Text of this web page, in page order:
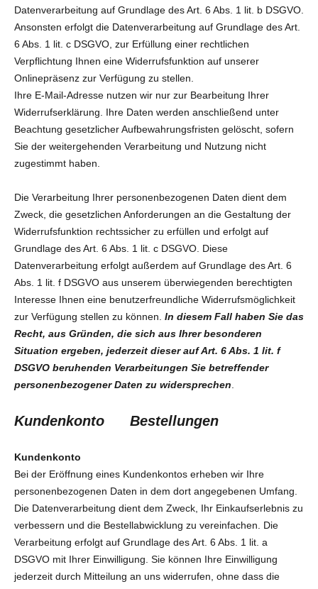
Datenverarbeitung auf Grundlage des Art. 6 Abs. 1 lit. b DSGVO.
Ansonsten erfolgt die Datenverarbeitung auf Grundlage des Art.
6 Abs. 1 lit. c DSGVO, zur Erfüllung einer rechtlichen
Verpflichtung Ihnen eine Widerrufsfunktion auf unserer
Onlinepräsenz zur Verfügung zu stellen.
Ihre E-Mail-Adresse nutzen wir nur zur Bearbeitung Ihrer
Widerrufserklärung. Ihre Daten werden anschließend unter
Beachtung gesetzlicher Aufbewahrungsfristen gelöscht, sofern
Sie der weitergehenden Verarbeitung und Nutzung nicht
zugestimmt haben.
Die Verarbeitung Ihrer personenbezogenen Daten dient dem
Zweck, die gesetzlichen Anforderungen an die Gestaltung der
Widerrufsfunktion rechtssicher zu erfüllen und erfolgt auf
Grundlage des Art. 6 Abs. 1 lit. c DSGVO. Diese
Datenverarbeitung erfolgt außerdem auf Grundlage des Art. 6
Abs. 1 lit. f DSGVO aus unserem überwiegenden berechtigten
Interesse Ihnen eine benutzerfreundliche Widerrufsmöglichkeit
zur Verfügung stellen zu können. In diesem Fall haben Sie das
Recht, aus Gründen, die sich aus Ihrer besonderen
Situation ergeben, jederzeit dieser auf Art. 6 Abs. 1 lit. f
DSGVO beruhenden Verarbeitungen Sie betreffender
personenbezogener Daten zu widersprechen
Kundenkonto Bestellungen
Kundenkonto
Bei der Eröffnung eines Kundenkontos erheben wir Ihre
personenbezogenen Daten in dem dort angegebenen Umfang.
Die Datenverarbeitung dient dem Zweck, Ihr Einkaufserlebnis zu
verbessern und die Bestellabwicklung zu vereinfachen. Die
Verarbeitung erfolgt auf Grundlage des Art. 6 Abs. 1 lit. a
DSGVO mit Ihrer Einwilligung. Sie können Ihre Einwilligung
jederzeit durch Mitteilung an uns widerrufen, ohne dass die